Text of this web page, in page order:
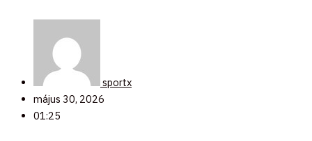
sportx
május 30, 2026
01:25